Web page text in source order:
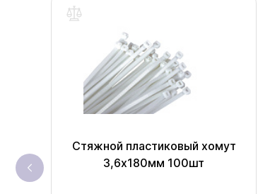
Стяжной пластиковый хомут
3,6х180мм 100шт